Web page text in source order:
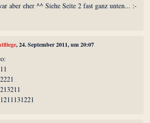
aber eher ^^ Siehe Seite 2 fast ganz unten... :-
, 24. September 2011, um 20:07